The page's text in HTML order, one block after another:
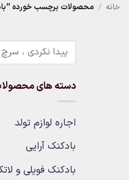
خانه / محصولات برچسب خورده
دسته های
اجاره لوازم تولد
بادکنک آرایی
بادکنک فویلی و